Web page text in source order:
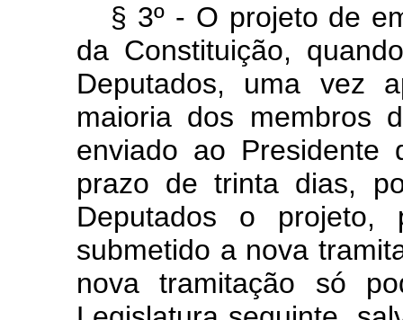
§ 3º - O projeto de
da Constituição,
Deputados, uma vez
maioria dos membros
enviado ao Presidente
prazo de trinta dias,
Deputados o
submetido a nova
nova tramitação só